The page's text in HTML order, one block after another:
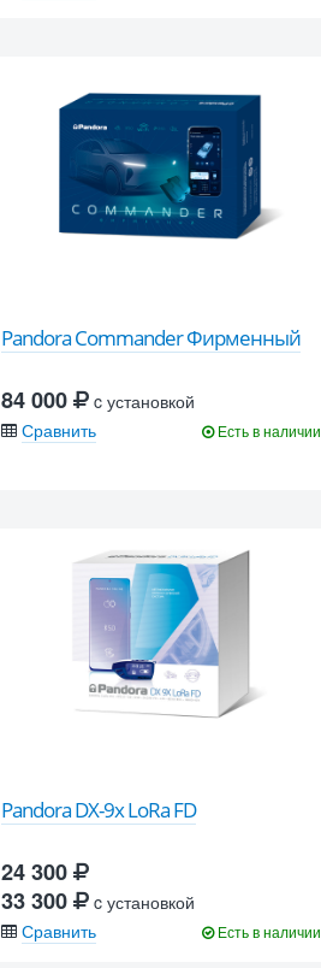
Pandora Commander Фирменный
84 000
c установкой
Сравнить
Есть в наличии
Pandora DX-9x LoRa FD
24 300
33 300
c установкой
Сравнить
Есть в наличии